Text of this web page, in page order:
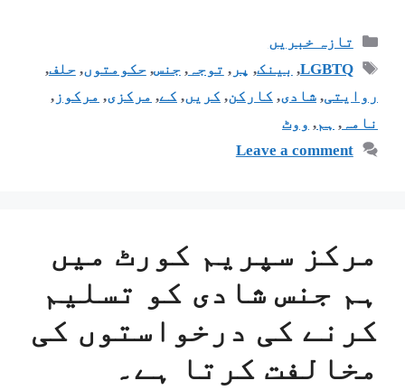
تازہ خبریں
LGBTQ
, بینک, پر, توجہ,جنس,حکومتوں,حلف,
روایتی, شادی, کارکن, کریں, کے, مرکزی, مرکوز ,
نامہ , ہم, ووٹ
Leave a comment
مرکز سپریم کورٹ میں
ہم جنس شادی کو تسلیم
کرنے کی درخواستوں کی
مخالفت کرتا ہے۔